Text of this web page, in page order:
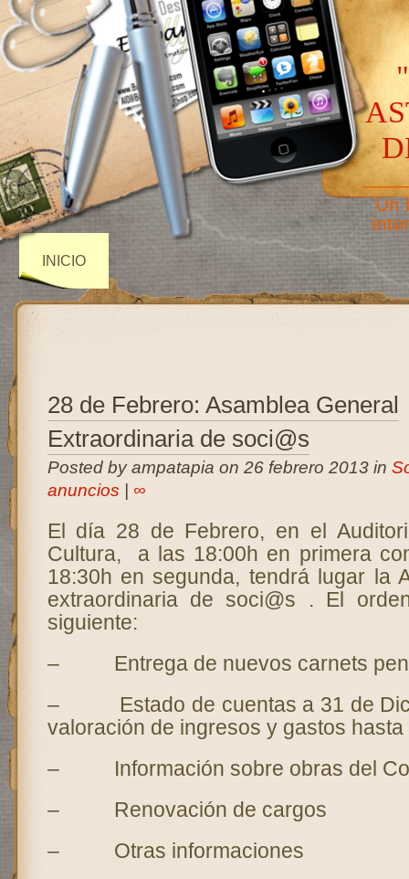
Un
INICIO
28 de Febrero: Asamblea General
Extraordinaria de soci@s
Posted by ampatapia on 26 febrero 2013 in
anuncios
∞
El día 28 de Febrero, en el
Cultura, a las 18:00h en primera
18:30h en segunda, tendrá lugar la
extraordinaria de soci@s . El
siguiente:
– Entrega de nuevos carnets
– Estado de cuentas a 31 de
valoración de ingresos y gastos
– Información sobre obras del
– Renovación de cargos
– Otras informaciones